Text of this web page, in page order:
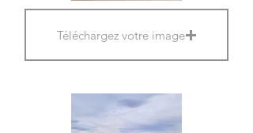
Téléchargez votre image